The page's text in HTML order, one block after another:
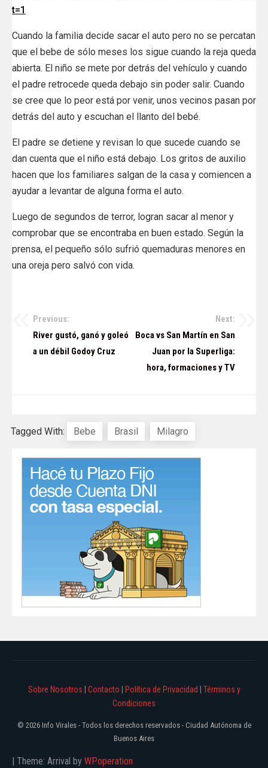
t=1
Cuando la familia decide sacar el auto pero no se percatan
que el bebe de sólo meses los sigue cuando la reja queda
abierta. El niño se mete por detrás del vehículo y cuando
el padre retrocede queda debajo sin poder salir. Cuando
se cree que lo peor está por venir, unos vecinos pasan por
detrás del auto y escuchan el llanto del bebé.
El padre se detiene y revisan lo que sucede cuando se
dan cuenta que el niño está debajo. Los gritos de auxilio
hacen que los familiares salgan de la casa y comiencen a
ayudar a levantar de alguna forma el auto.
Luego de segundos de terror, logran sacar al menor y
comprobar que se encontraba en buen estado. Según la
prensa, el pequeño sólo sufrió quemaduras menores en
una oreja pero salvó con vida.
Navegación
Previous:
River gustó, ganó y goleó
a un débil Godoy Cruz
Next:
Boca vs San Martín en San
Juan por la Superliga:
hora, formaciones y TV
Tagged With: Bebe Brasil Milagro
Sobre Nosotros Contacto Política de Privacidad
Términos y
Condiciones
© 2026 Info Virales - Todos los derechos reservados - Ciudad Autónoma de
Buenos Aires
| Theme: Arrival by WPoperation